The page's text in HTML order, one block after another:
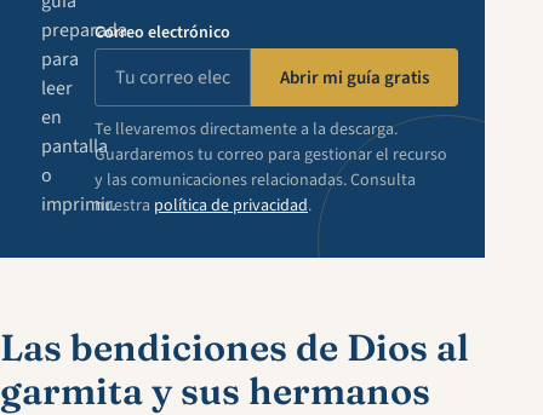
preparada
para
leer
en
pantalla
o
imprimir.
Correo electrónico
Abrir mi guía gratis
Te llevaremos directamente a la descarga.
Guardaremos tu correo para gestionar el recurso
y las comunicaciones relacionadas. Consulta
nuestra política de privacidad.
Las bendiciones de Dios al
garmita y sus hermanos